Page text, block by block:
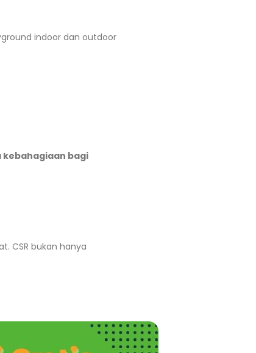
indoor dan outdoor
kebahagiaan bagi
CSR bukan hanya